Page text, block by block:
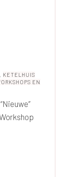
, KETELHUIS
EN